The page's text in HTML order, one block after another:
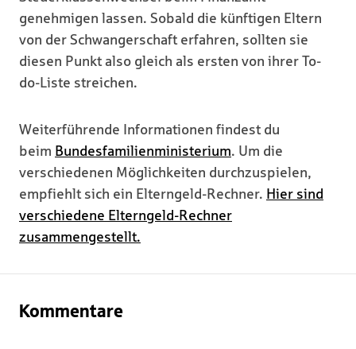
genehmigen lassen. Sobald die künftigen Eltern
von der Schwangerschaft erfahren, sollten sie
diesen Punkt also gleich als ersten von ihrer To-
do-Liste streichen.
Weiterführende Informationen findest du
beim Bundesfamilienministerium. Um die
verschiedenen Möglichkeiten durchzuspielen,
empfiehlt sich ein Elterngeld-Rechner. Hier sind
verschiedene Elterngeld-Rechner
zusammengestellt.
Kommentare